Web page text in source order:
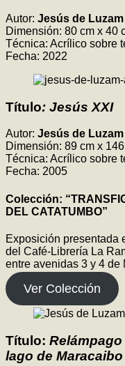
Autor: Jesús de Luzam
Dimensión: 80 cm x 40
Técnica: Acrílico sobre
Fecha: 2022
Título: Jesús XXI
Autor: Jesús de Luzam
Dimensión: 89 cm x
Técnica: Acrílico sobre
Fecha: 2005
Colección:
DEL CATATUMBO”
Exposición presentada
del Café-Librería La
entre avenidas 3 y 4 de
Ver Colección
Título:
lago de Maracaibo